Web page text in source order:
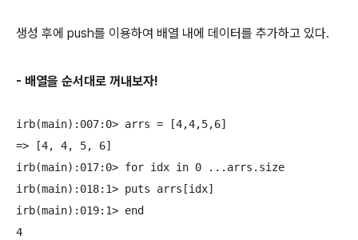
생성 후에 push를 이용하여 배열 내에 데이터를 추가하고 있다.
- 배열을 순서대로 꺼내보자!
irb(main):007:0> arrs = [4,4,5,6]
=> [4, 4, 5, 6]
irb(main):017:0> for idx in 0 ...arrs.size
irb(main):018:1> puts arrs[idx]
irb(main):019:1> end
4